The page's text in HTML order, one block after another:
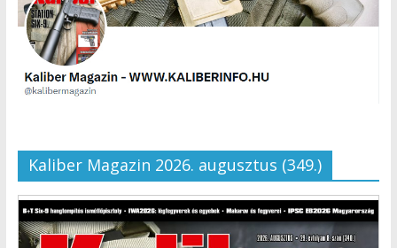
Kaliber Magazin 2026. augusztus (349.)